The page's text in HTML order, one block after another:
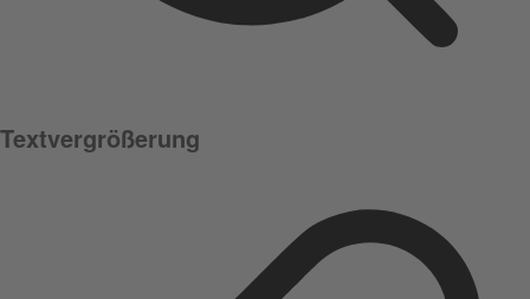
Textvergrößerung